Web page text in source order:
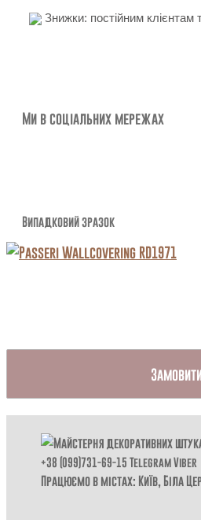
Знижки: постійним клієнтам
Ми в соціальних мережах
Випадковий зразок
+38 (099)731-69-15 TelegramViber
Працюємо в містах: Київ,Біла